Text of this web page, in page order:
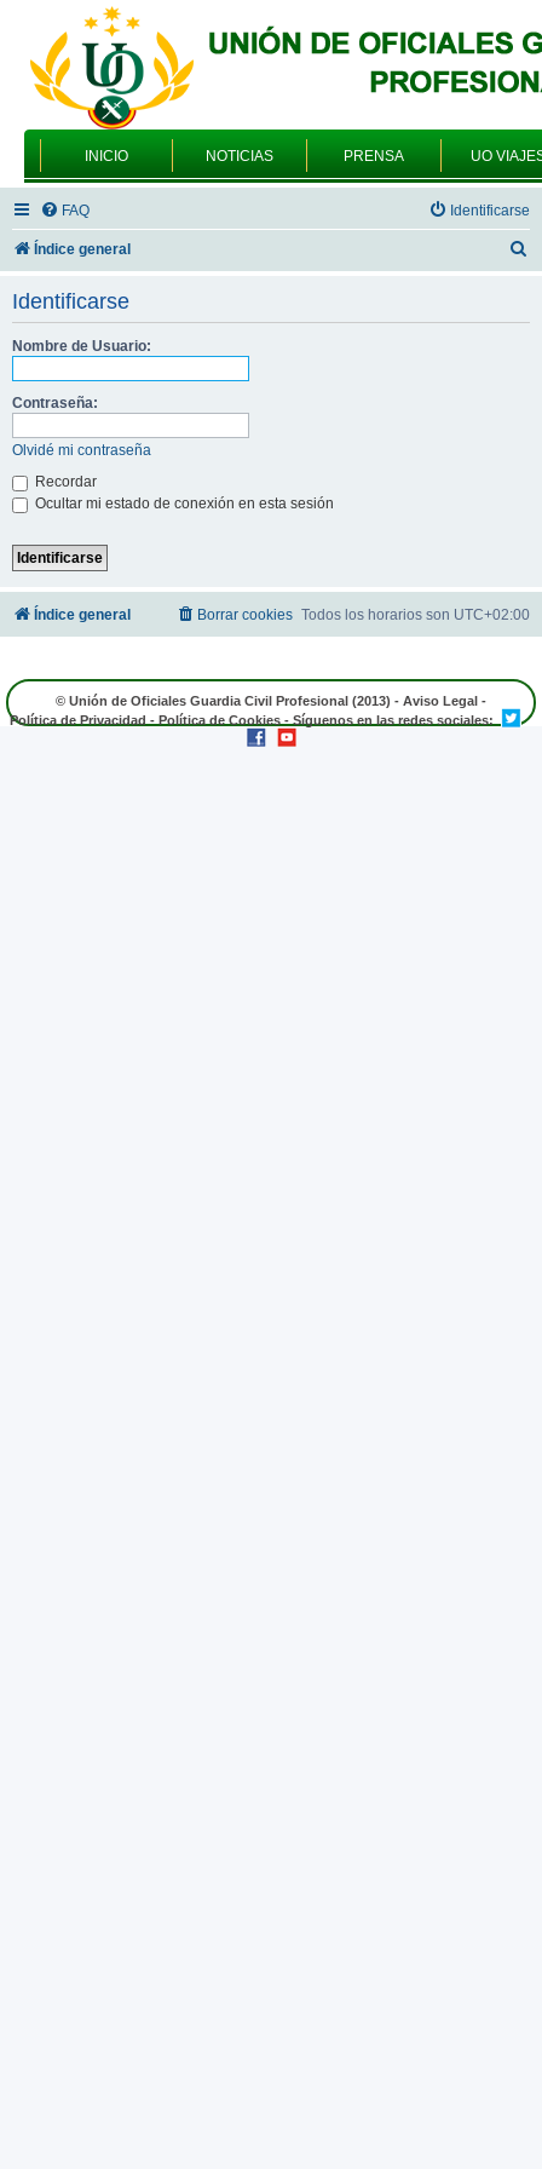
INICIO NOTICIAS PRENSA UO
FAQ Identificarse
Índice general
Identificarse
Nombre de Usuario:
Contraseña:
Olvidé mi contraseña
Recordar
Ocultar mi estado de conexión en esta sesión
Índice general Todos los horarios son UTC+02:00
Borrar cookies
© Unión de Oficiales Guardia Civil Profesional (2013) - Aviso Legal -
Política de Privacidad - Política de Cookies - Síguenos en las redes sociales: